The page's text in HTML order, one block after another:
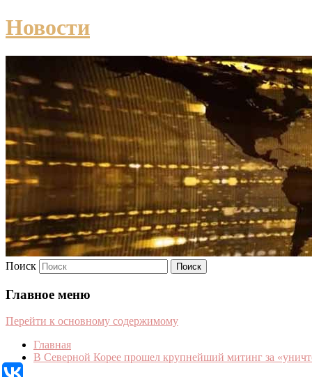
Новости
Поиск
Главное меню
Перейти к основному содержимому
Главная
В Северной Корее прошел крупнейший митинг за